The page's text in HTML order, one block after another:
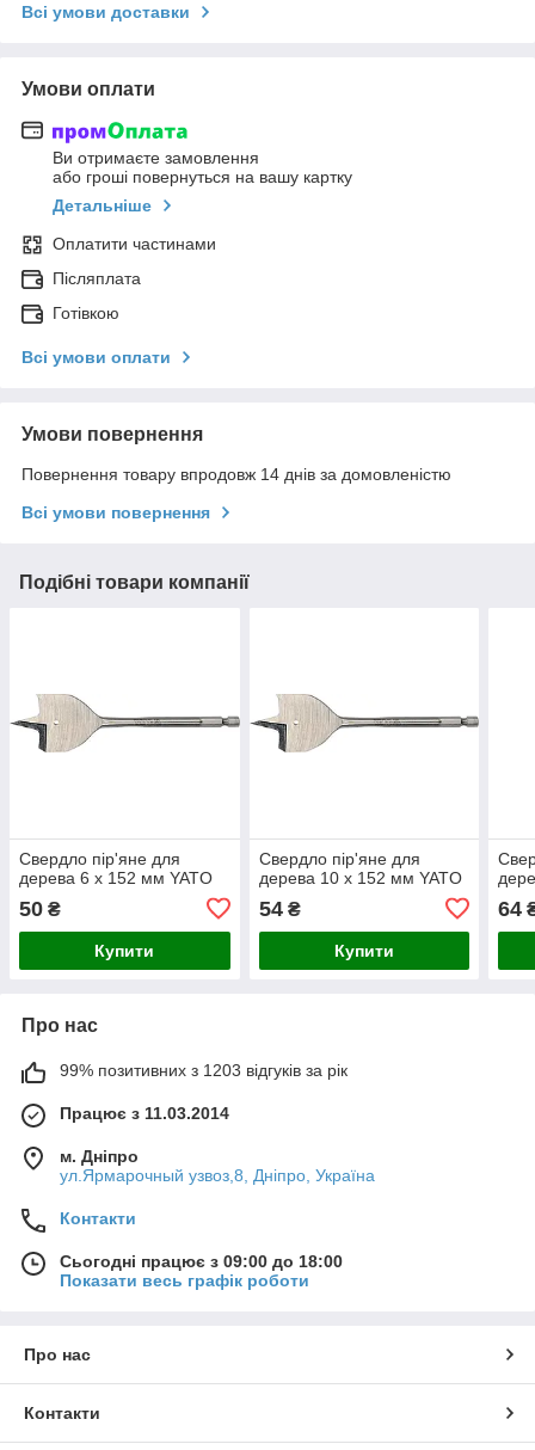
Всі умови доставки
Умови оплати
Ви отримаєте замовлення
або гроші повернуться на вашу картку
Детальніше
Оплатити частинами
Післяплата
Готівкою
Всі умови оплати
Умови повернення
Повернення товару впродовж 14 днів за домовленістю
Всі умови повернення
Подібні товари компанії
Свердло пір'яне для
дерева 6 х 152 мм YATO
50 ₴
Купити
Свердло пір'яне для
дерева 10 х 152 мм YATO
54₴
Купити
64
Про нас
99% позитивних з 1203 відгуків за рік
Працює з 11.03.2014
м. Дніпро
ул.Ярмарочный узвоз,8, Дніпро, Україна
Контакти
Сьогодні працює з 09:00 до 18:00
Показати весь графік роботи
Про нас
Контакти